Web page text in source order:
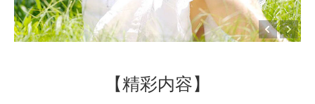
【精彩内容】